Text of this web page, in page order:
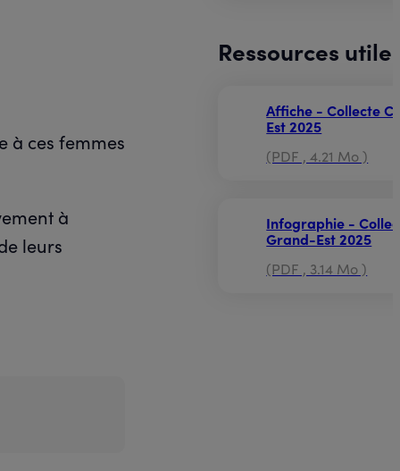
à ces femmes
à
leurs
Ressources
Affiche - Collecte
Est 2025
(PDF , 4.21 Mo )
Infographie -
Grand-Est 2025
(PDF , 3.14 Mo )